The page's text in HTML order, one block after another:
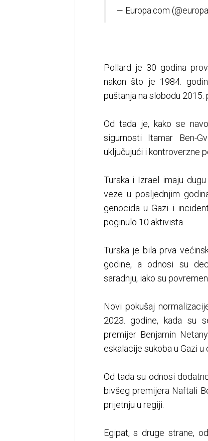
— Europa.com
Pollard je 30 godina
nakon što je 1984.
puštanja na slobodu
Od tada je, kako se
sigurnosti Itamar Ben-
uključujući i kontroverzne
Turska i Izrael imaju
veze u posljednjim
genocida u Gazi i
poginulo 10 aktivista.
Turska je bila prva
godine, a odnosi su
saradnju, iako su
Novi pokušaj
2023. godine, kada su
premijer Benjamin
eskalacije sukoba u Gazi
Od tada su odnosi
bivšeg premijera Naftali
prijetnju u regiji.
Egipat, s druge strane,